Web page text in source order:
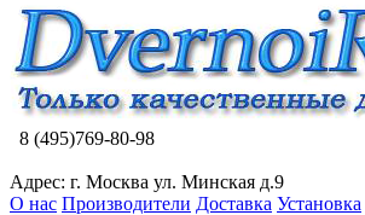
8 (495)769-80-98
Адрес: г. Москва ул. Минская д.9
О нас Производители Доставка Установка